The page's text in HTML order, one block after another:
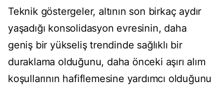
Teknik göstergeler, altının son birkaç aydır
yaşadığı konsolidasyon evresinin, daha
geniş bir yükseliş trendinde sağlıklı bir
duraklama olduğunu, daha önceki aşırı alım
koşullarının hafiflemesine yardımcı olduğunu